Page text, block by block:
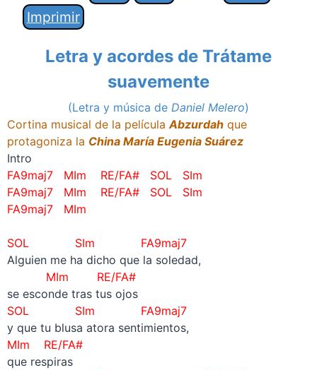
Imprimir
Letra y acordes de Trátame
suavemente
(Letra y música de Daniel Melero)
Cortina musical de la películaAbzurdahque
protagoniza la China María Eugenia Suárez
Intro
FA9maj7 MIm RE/FA# SOL SIm
FA9maj7 MIm RE/FA# SOL SIm
FA9maj7 MIm
SOL SIm FA9maj7
Alguien me ha dicho que la soledad,
MIm RE/FA#
se esconde tras tus ojos
SOL SIm FA9maj7
y que tu blusa atora sentimientos,
MIm RE/FA#
que respiras